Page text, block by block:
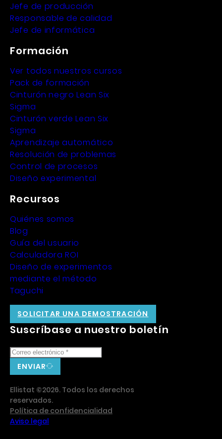
Jefe de producción
Responsable de calidad
Jefe de informática
Formación
Ver todos nuestros cursos
Pack de formación
Cinturón negro Lean Six
Sigma
Cinturón verde Lean Six
Sigma
Aprendizaje automático
Resolución de problemas
Control de procesos
Diseño experimental
Recursos
Quiénes somos
Blog
Guía del usuario
Calculadora ROI
Diseño de experimentos
mediante el método
Taguchi
Suscríbase a nuestro boletín
ENVIAR
SOLICITAR UNA DEMOSTRACIÓN
Ellistat ©2026. Todos los derechos
reservados.
Política de confidencialidad
Aviso legal